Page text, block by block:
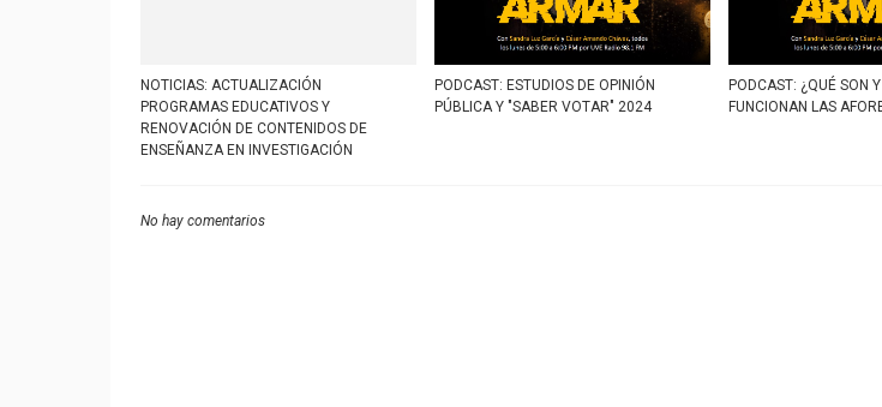
NOTICIAS: ACTUALIZACIÓN
PROGRAMAS EDUCATIVOS Y
RENOVACIÓN DE CONTENIDOS DE
ENSEÑANZA EN INVESTIGACIÓN
PODCAST: ESTUDIOS DE OPINIÓN
PÚBLICA Y "SABER VOTAR" 2024
PODCAST: ¿QUÉ SON
FUNCIONAN LAS
No hay comentarios